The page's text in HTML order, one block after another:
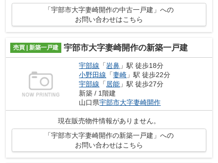
「宇部市大字妻崎開作の中古一戸建」への
お問い合わせはこちら
売買 | 新築一戸建 宇部市大字妻崎開作の新築一戸建
宇部線 「岩鼻 」駅 徒歩18分
小野田線 「妻崎 」駅 徒歩22分
宇部線 「居能 」駅 徒歩27分
新築 / 1階建
山口県宇部市大字妻崎開作
現在販売物件情報がありません。
「宇部市大字妻崎開作の新築一戸建」への
お問い合わせはこちら